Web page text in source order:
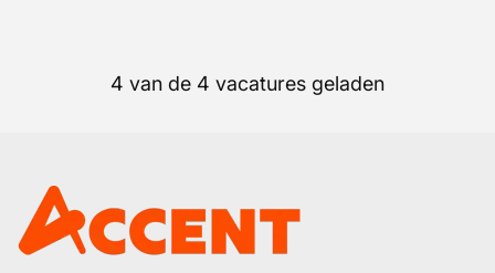
4 van de 4 vacatures geladen